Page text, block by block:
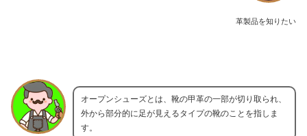
革製品を知りたい
オープンシューズとは、靴の甲革の一部が切り取られ、
外から部分的に足が見えるタイプの靴のことを指しま
す。